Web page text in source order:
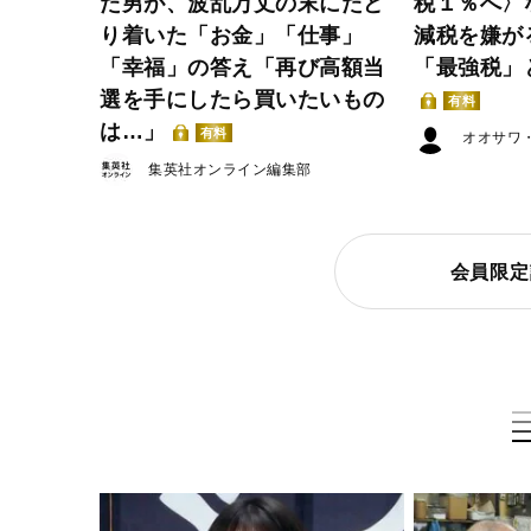
り着いた「お金」「仕事」
「幸福」の答え「再び高額当
選を手にしたら買いたいもの
は…」
有料
集英社オンライン編集部
減税を嫌
「最強税
有料
オオサワ
会員限